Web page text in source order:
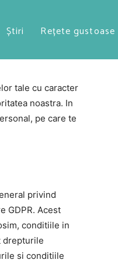
Știri Rețete gustoase
tale cu caracter
noastra. In
pe care te
privind
GDPR. Acest
conditiile in
drepturile
si conditiile